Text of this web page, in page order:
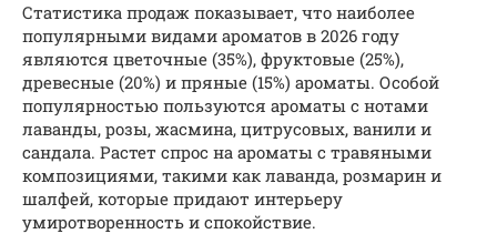
Статистика продаж показывает, что наиболее
популярными видами ароматов в 2026 году
являются цветочные (35%), фруктовые (25%),
древесные (20%) и пряные (15%) ароматы. Особой
популярностью пользуются ароматы с нотами
лаванды, розы, жасмина, цитрусовых, ванили и
сандала. Растет спрос на ароматы с травяными
композициями, такими как лаванда, розмарин и
шалфей, которые придают интерьеру
умиротворенность и спокойствие.